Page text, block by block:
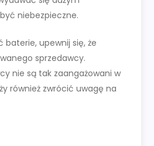
niebezpieczne.
baterie, upewnij się, że
sprzedawcy.
nie są tak zaangażowani w
również zwrócić uwagę na